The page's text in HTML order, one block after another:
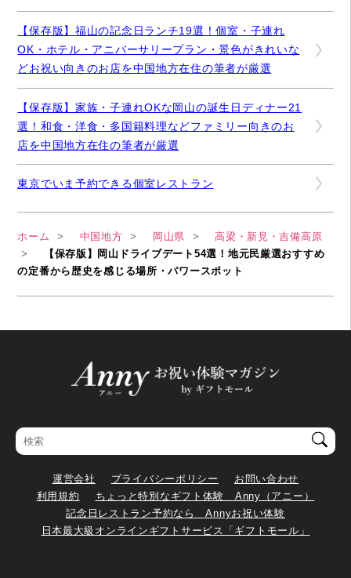
【保存版】福山の記念日ランチ19選！個室・子連れ
OK・ホテル・アニバーサリープラン・景色がきれいな
どお祝い向きのお店を中国地方在住の筆者が厳選
【保存版】家族・子連れOKな岡山の誕生日ディナー21
選！和食・洋食・多国籍料理などファミリー向きのお
店を中国地方在住の筆者が厳選
東京でいま予約できる個室レストラン
ホーム 中国地方 岡山県
高梁・新見・吉備高原
【保存版】岡山ドライブデート54選！地元民厳選おすすめ
の定番から歴史を感じる場所・パワースポット
運営会社 プライバシーポリシー
お問い合わせ
利用規約
ちょっと特別なギフト体験 Anny（アニー）
記念日レストラン予約なら Annyお祝い体験
日本最大級オンラインギフトサービス「ギフトモール」